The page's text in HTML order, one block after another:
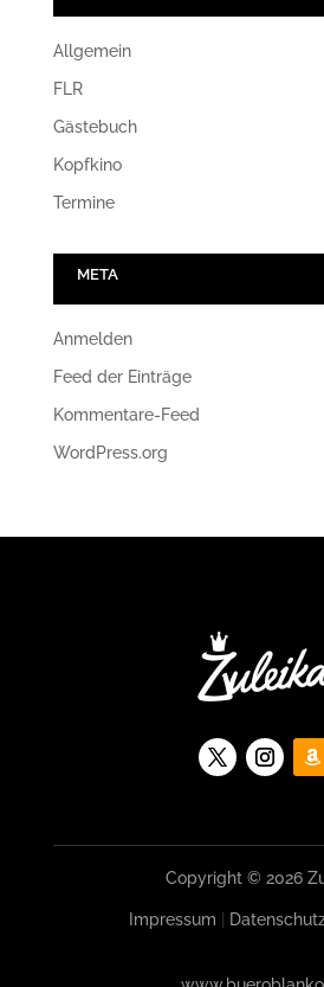
Allgemein
FLR
Gästebuch
Kopfkino
Termine
META
Anmelden
Feed der Einträge
Kommentare-Feed
WordPress.org
Copyright © 2026
Impressum